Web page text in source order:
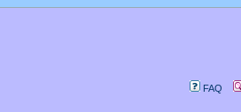
FAQ